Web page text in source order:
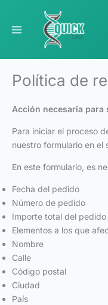
contenido
Política de
Acción necesaria
Para iniciar el proceso
nuestro formulario en el
En este formulario, es
Fecha del pedido
Número de pedido
Importe total del pedido
Elementos a los que
Nombre
Calle
Código postal
Ciudad
País